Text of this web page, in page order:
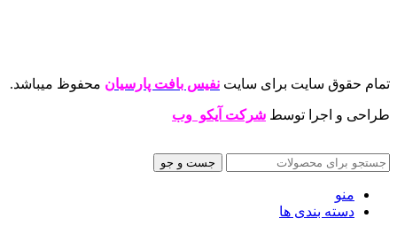
تمام حقوق سایت برای سایت نفیس بافت پارسیان محفوظ میباشد.
طراحی و اجرا توسط شرکت آیکو وب
جست و جو
منو
دسته بندی ها